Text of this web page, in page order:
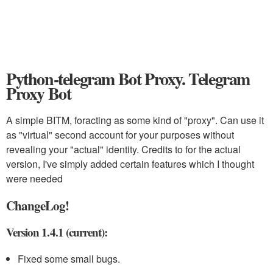
Python-telegram Bot Proxy. Telegram
Proxy Bot
A simple BITM, foracting as some kind of "proxy". Can use it
as "virtual" second account for your purposes without
revealing your "actual" identity. Credits to for the actual
version, I've simply added certain features which I thought
were needed
ChangeLog!
Version 1.4.1 (current):
Fixed some small bugs.